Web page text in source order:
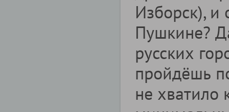
Изборск), и
Пушкине?
русских
пройдёшь
не хватило